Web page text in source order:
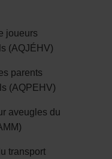
joueurs
(AQJÉHV)
parents
(AQPEHV)
aveugles du
transport